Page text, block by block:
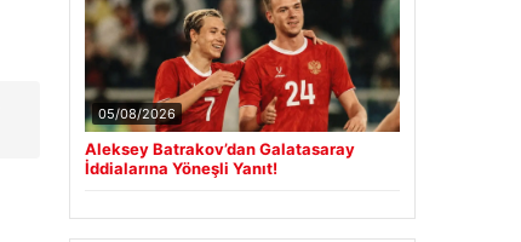
05/08/2026
Aleksey Batrakov’dan Galatasaray
İddialarına Yöneşli Yanıt!